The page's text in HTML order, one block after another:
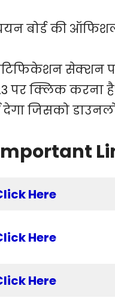
बोर्ड की
सेक्शन
पर क्लिक करना
जिसको
Important
Here
Here
Here